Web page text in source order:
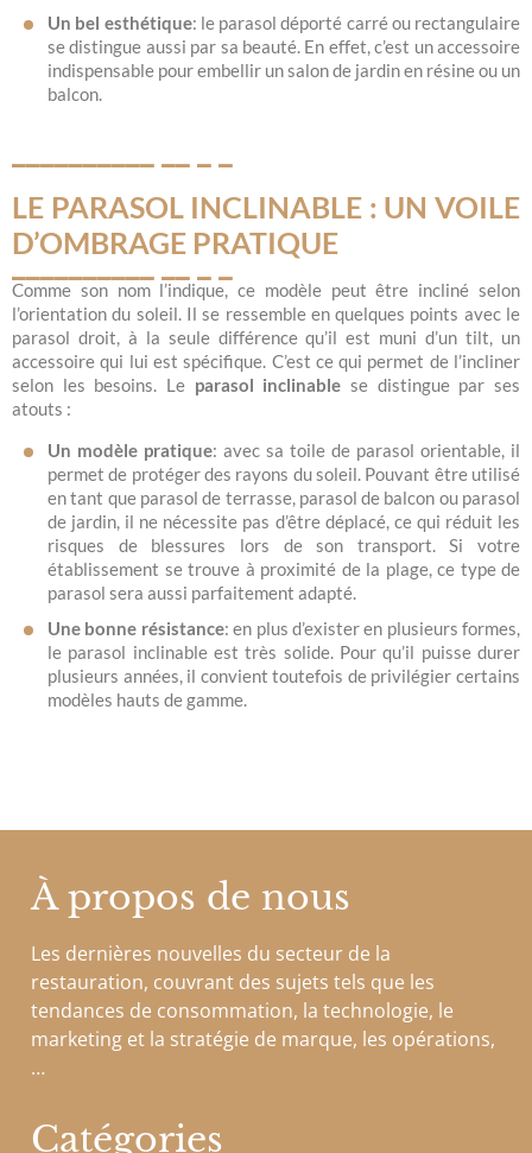
Un bel esthétique: le parasol déporté carré ou rectangulaire
se distingue aussi par sa beauté. En effet, c’est un accessoire
indispensable pour embellir un salon de jardin en résine ou un
balcon.
LE PARASOL INCLINABLE : UN VOILE
D’OMBRAGE PRATIQUE
Comme son nom l’indique, ce modèle peut être incliné selon
l’orientation du soleil. Il se ressemble en quelques points avec le
parasol droit, à la seule différence qu’il est muni d’un tilt, un
accessoire qui lui est spécifique. C’est ce qui permet de l’incliner
selon les besoins. Le parasol inclinable se distingue par ses
atouts :
Un modèle pratique: avec sa toile de parasol orientable, il
permet de protéger des rayons du soleil. Pouvant être utilisé
en tant que parasol de terrasse, parasol de balcon ou parasol
de jardin, il ne nécessite pas d’être déplacé, ce qui réduit les
risques de blessures lors de son transport. Si votre
établissement se trouve à proximité de la plage, ce type de
parasol sera aussi parfaitement adapté.
Une bonne résistance: en plus d’exister en plusieurs formes,
le parasol inclinable est très solide. Pour qu’il puisse durer
plusieurs années, il convient toutefois de privilégier certains
modèles hauts de gamme.
À propos de nous
Les dernières nouvelles du secteur de la
restauration, couvrant des sujets tels que les
tendances de consommation, la technologie, le
marketing et la stratégie de marque, les opérations,
…
Catégories